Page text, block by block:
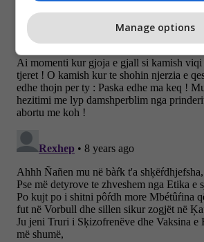
Manage options